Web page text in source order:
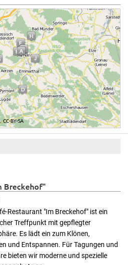
,CC-BY-SA
Breckehof"
Restaurant "Im Breckehof" ist ein
Treffpunkt mit gepflegter
Es lädt ein zum Klönen,
und Entspannen. Für Tagungen und
bieten wir moderne und spezielle